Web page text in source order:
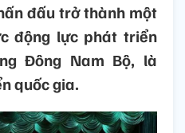
đấu trở thành một
động lực phát triển
Đông Nam Bộ, là
quốc gia.